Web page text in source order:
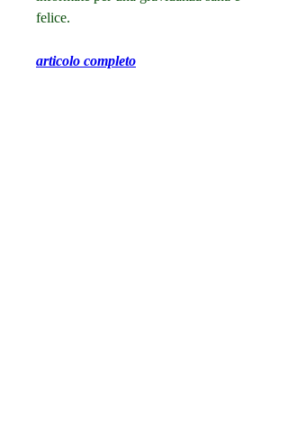
felice.
articolo completo